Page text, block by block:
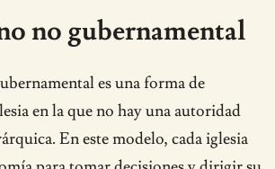
no gubernamental
es una forma de
en la que no hay una autoridad
En este modelo, cada iglesia